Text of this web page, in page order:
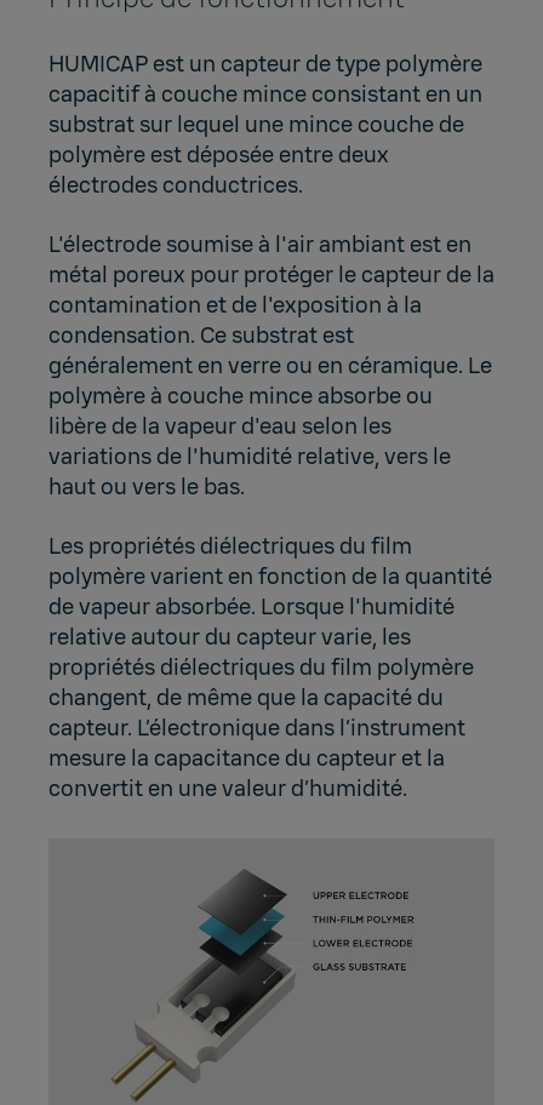
HUMICAP est un capteur de type polymère
capacitif à couche mince consistant en un
substrat sur lequel une mince couche de
polymère est déposée entre deux
électrodes conductrices.
L'électrode soumise à l'air ambiant est en
métal poreux pour protéger le capteur de la
contamination et de l'exposition à la
condensation. Ce substrat est
généralement en verre ou en céramique. Le
polymère à couche mince absorbe ou
libère de la vapeur d'eau selon les
variations de l'humidité relative, vers le
haut ou vers le bas.
Les propriétés diélectriques du film
polymère varient en fonction de la quantité
de vapeur absorbée. Lorsque l'humidité
relative autour du capteur varie, les
propriétés diélectriques du film polymère
changent, de même que la capacité du
capteur. L’électronique dans l’instrument
mesure la capacitance du capteur et la
convertit en une valeur d’humidité.